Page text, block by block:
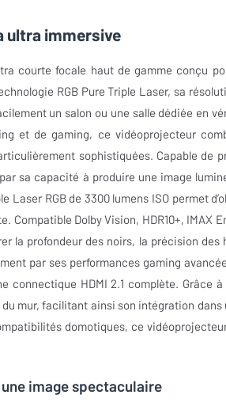
ultra immersive
courte focale haut de gamme conçu
RGB Pure Triple Laser, sa
un salon ou une salle dédiée en
et de gaming, ce vidéoprojecteur
sophistiquées. Capable de
sa capacité à produire une image
Laser RGB de 3300 lumens ISO permet
Compatible Dolby Vision, HDR10+, IMAX
la profondeur des noirs, la précision
par ses performances gaming
connectique HDMI 2.1 complète. Grâce
mur, facilitant ainsi son intégration dans
domotiques, ce
image spectaculaire